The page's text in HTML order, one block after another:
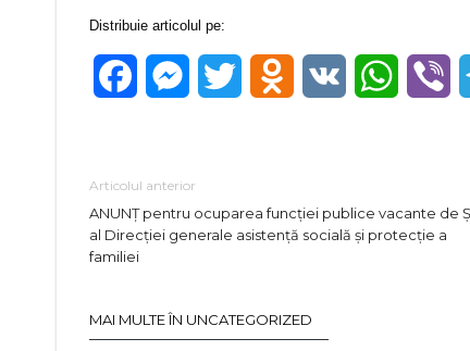
Distribuie articolul pe:
FacebookMessenger
Twitter Odnoklassniki
VK
Articolul anterior
ANUNȚ pentru ocuparea funcției publice vacante de
al Direcției generale asistență socială și protecție a
familiei
MAI MULTE ÎN UNCATEGORIZED